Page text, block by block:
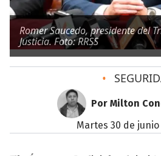
Romer Saucedo, presidente del
Justicia. Foto: RRSS
•
Por Milton
martes 30 de